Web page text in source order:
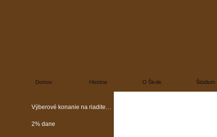
Domov História O Škole Štúdium
Výberové konanie na riaditeľa školy
2% dane